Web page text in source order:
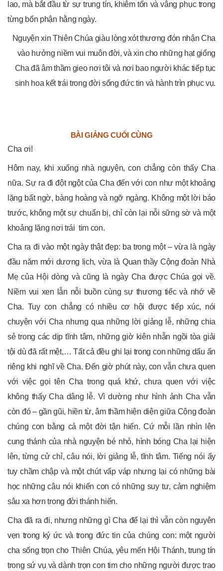
lao, mà bắt đầu từ sự trung tín, khiêm tốn và vâng phục trong
từng bổn phận hằng ngày.
Nguyện xin Thiên Chúa giàu lòng xót thương đón nhận Cha
vào hưởng niềm vui muôn đời, và xin cho những hạt giống
Cha đã âm thầm gieo nơi tôi và nơi bao người khác tiếp tục
sinh hoa kết trái trong đời sống đức tin và hành trìn phục vụ.
BÀI GIẢNG CUỐI CÙNG
Cha ơi!
Hôm nay, khi xuống nhà nguyện, con chẳng còn thấy Cha
nữa. Sự ra đi đột ngột của Cha đến với con như một khoảng
lặng bất ngờ, bàng hoàng và ngỡ ngàng. Không một lời báo
trước, không một sự chuẩn bị, chỉ còn lại nỗi sững sờ và một
khoảng lặng nơi trái tim con.
Cha ra đi vào một ngày thật đẹp: ba trong một – vừa là ngày
đầu năm mới dương lịch, vừa là Quan thầy Cộng đoàn Nhà
Mẹ của Hội dòng và cũng là ngày Cha được Chúa gọi về.
Niềm vui xen lẫn nỗi buồn cùng sự thương tiếc và nhớ về
Cha. Tuy con chẳng có nhiều cơ hội được tiếp xúc, nói
chuyện với Cha nhưng qua những lời giảng lễ, những chia
sẻ trong các dịp tĩnh tâm, những giờ kiên nhẫn ngồi tòa giải
tội dù đã rất mệt,… Tất cả đều ghi lại trong con những dấu ấn
riêng khi nghĩ về Cha. Đến giờ phút này, con vẫn chưa quen
với việc gọi tên Cha trong quá khứ, chưa quen với việc
không thấy Cha dâng lễ. Vì dường như hình ảnh Cha vẫn
còn đó – gần gũi, hiền từ, âm thầm hiện diện giữa Cộng đoàn
chúng con bằng cả một đời tận hiến. Cứ mỗi lần nhìn lên
cung thánh của nhà nguyện bé nhỏ, hình bóng Cha lại hiện
lên, từng cử chỉ, câu nói, lời giảng lễ, tĩnh tâm. Tiếng nói ấy
tuy chầm chập và một chút vấp váp nhưng lại có những bài
học những câu nói khiến con có những suy tư, cảm nghiệm
sâu xa hơn trong đời thánh hiến.
Cha đã ra đi, nhưng những gì Cha để lại thì vẫn còn nguyên
vẹn trong ký ức và trong đức tin của chúng con: một người
cha sống trọn cho Thiên Chúa, yêu mến Hội Thánh, trung tín
trong sứ vụ và dành trọn con tim cho những người được trao